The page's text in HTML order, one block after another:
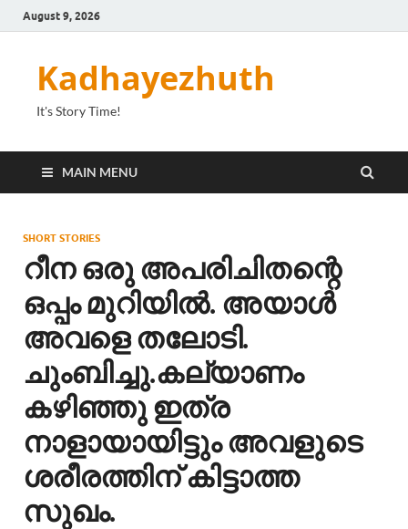
August 9, 2026
Kadhayezhuth
It's Story Time!
MAIN MENU
SHORT STORIES
റീന ഒരു അപരിചിതന്റെ
ഒപ്പം മുറിയിൽ. അയാൾ
അവളെ തലോടി.
ചുംബിച്ചു.കല്യാണം
കഴിഞ്ഞു ഇത്ര
നാളായായിട്ടും അവളുടെ
ശരീരത്തിന് കിട്ടാത്ത
സുഖം.